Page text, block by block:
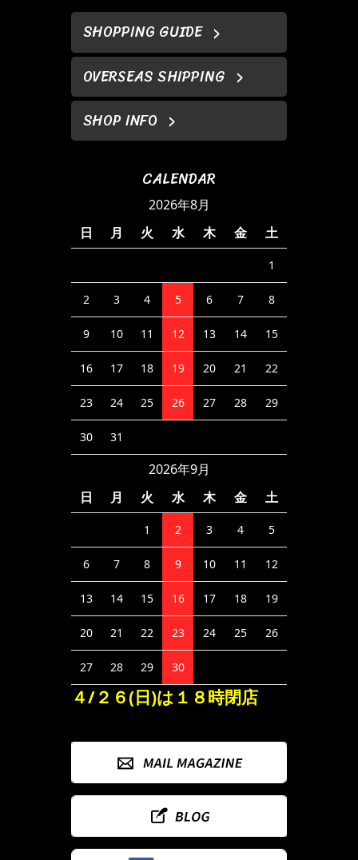
SHOPPING GUIDE
OVERSEAS SHIPPING
SHOP INFO
CALENDAR
2026年8月
日
月 火 水 木 金 土
1
2 3 4 5 6 7 8
9 10 11 12 13 14 15
16 17 18 19 20 21 22
23 24 25 26 27 28 29
30 31
2026年9月
日
月 火 水 木 金 土
1 2 3 4 5
6 7 8 9 10 11 12
13 14 15 16 17 18 19
20 21 22 23 24 25 26
27 28 29 30
４/２６(日)は１８時閉店